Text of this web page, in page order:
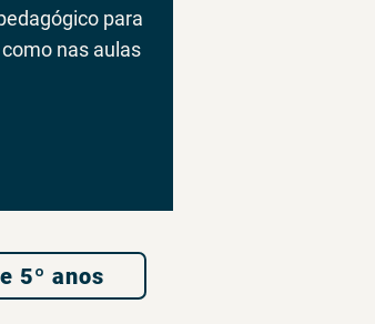
para
nas aulas
5º anos